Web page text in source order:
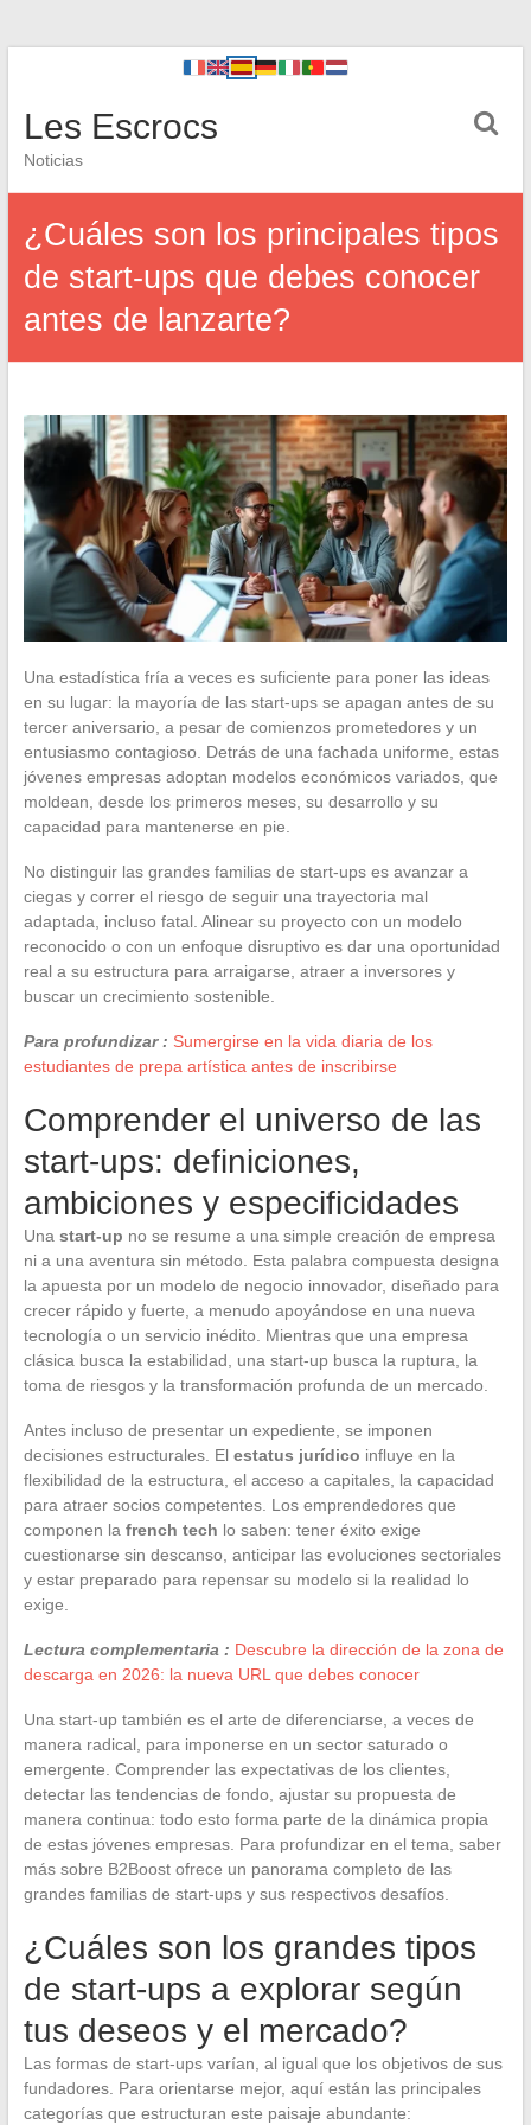
Les Escrocs
Noticias
¿Cuáles son los principales tipos
de start-ups que debes conocer
antes de lanzarte?
Una estadística fría a veces es suficiente para poner las ideas
en su lugar: la mayoría de las start-ups se apagan antes de su
tercer aniversario, a pesar de comienzos prometedores y un
entusiasmo contagioso. Detrás de una fachada uniforme, estas
jóvenes empresas adoptan modelos económicos variados, que
moldean, desde los primeros meses, su desarrollo y su
capacidad para mantenerse en pie.
No distinguir las grandes familias de start-ups es avanzar a
ciegas y correr el riesgo de seguir una trayectoria mal
adaptada, incluso fatal. Alinear su proyecto con un modelo
reconocido o con un enfoque disruptivo es dar una oportunidad
real a su estructura para arraigarse, atraer a inversores y
buscar un crecimiento sostenible.
Para profundizar : Sumergirse en la vida diaria de los
estudiantes de prepa artística antes de inscribirse
Comprender el universo de las
start-ups: definiciones,
ambiciones y especificidades
Una start-up no se resume a una simple creación de empresa
ni a una aventura sin método. Esta palabra compuesta designa
la apuesta por un modelo de negocio innovador, diseñado para
crecer rápido y fuerte, a menudo apoyándose en una nueva
tecnología o un servicio inédito. Mientras que una empresa
clásica busca la estabilidad, una start-up busca la ruptura, la
toma de riesgos y la transformación profunda de un mercado.
Antes incluso de presentar un expediente, se imponen
decisiones estructurales. El estatus jurídico influye en la
flexibilidad de la estructura, el acceso a capitales, la capacidad
para atraer socios competentes. Los emprendedores que
componen la french tech lo saben: tener éxito exige
cuestionarse sin descanso, anticipar las evoluciones sectoriales
y estar preparado para repensar su modelo si la realidad lo
exige.
Lectura complementaria : Descubre la dirección de la zona de
descarga en 2026: la nueva URL que debes conocer
Una start-up también es el arte de diferenciarse, a veces de
manera radical, para imponerse en un sector saturado o
emergente. Comprender las expectativas de los clientes,
detectar las tendencias de fondo, ajustar su propuesta de
manera continua: todo esto forma parte de la dinámica propia
de estas jóvenes empresas. Para profundizar en el tema, saber
más sobre B2Boost ofrece un panorama completo de las
grandes familias de start-ups y sus respectivos desafíos.
¿Cuáles son los grandes tipos
de start-ups a explorar según
tus deseos y el mercado?
Las formas de start-ups varían, al igual que los objetivos de sus
fundadores. Para orientarse mejor, aquí están las principales
categorías que estructuran este paisaje abundante: